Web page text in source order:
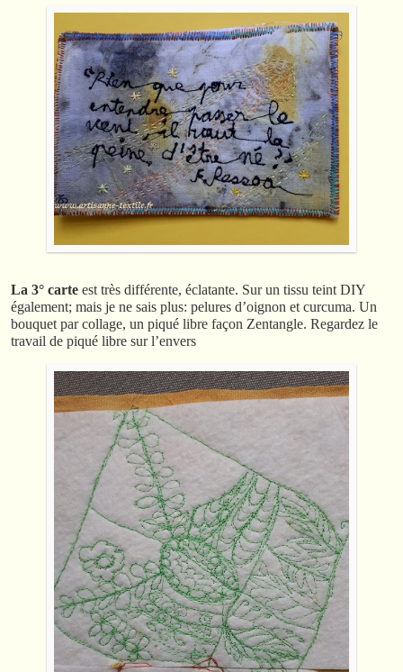
La 3° carte est très différente, éclatante. Sur un tissu teint DIY
également; mais je ne sais plus: pelures d’oignon et curcuma. Un
bouquet par collage, un piqué libre façon Zentangle. Regardez le
travail de piqué libre sur l’envers